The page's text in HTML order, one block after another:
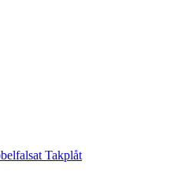
Takplåt